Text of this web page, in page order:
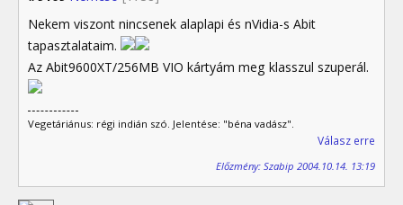
Nekem viszont nincsenek alaplapi és nVidia-s Abit
tapasztalataim.
Az Abit9600XT/256MB VIO kártyám meg klasszul szuperál.
Vegetáriánus: régi indián szó. Jelentése: "béna vadász".
Válasz erre
Előzmény: Szabip 2004.10.14. 13:19